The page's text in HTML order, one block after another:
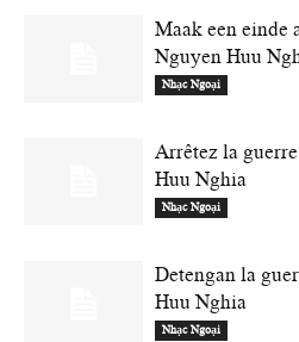
Maak een einde
Nguyen Huu
Nhạc Ngoại
Arrêtez la
Huu Nghia
Nhạc Ngoại
Detengan la
Huu Nghia
Nhạc Ngoại